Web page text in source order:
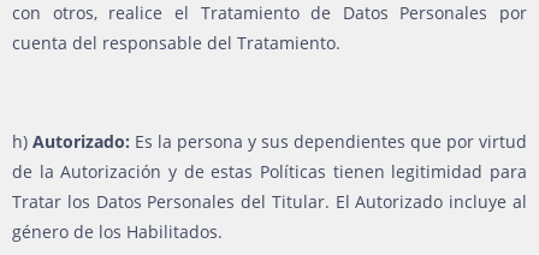
con otros, realice el Tratamiento de Datos Personales por
cuenta del responsable del Tratamiento.
h) Autorizado: Es la persona y sus dependientes que por virtud
de la Autorización y de estas Políticas tienen legitimidad para
Tratar los Datos Personales del Titular. El Autorizado incluye al
género de los Habilitados.